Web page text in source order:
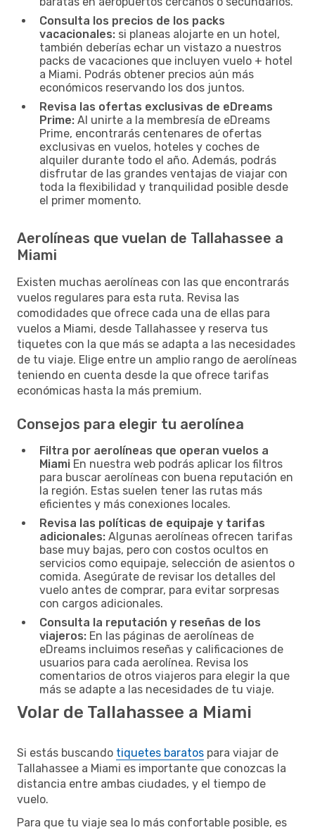
Consulta los precios de los packs
vacacionales: si planeas alojarte en un hotel,
también deberías echar un vistazo a nuestros
packs de vacaciones que incluyen vuelo + hotel
a Miami. Podrás obtener precios aún más
económicos reservando los dos juntos.
Revisa las ofertas exclusivas de eDreams
Prime: Al unirte a la membresía de eDreams
Prime, encontrarás centenares de ofertas
exclusivas en vuelos, hoteles y coches de
alquiler durante todo el año. Además, podrás
disfrutar de las grandes ventajas de viajar con
toda la flexibilidad y tranquilidad posible desde
el primer momento.
Aerolíneas que vuelan de Tallahassee a
Miami
Existen muchas aerolíneas con las que encontrarás
vuelos regulares para esta ruta. Revisa las
comodidades que ofrece cada una de ellas para
vuelos a Miami, desde Tallahassee y reserva tus
tiquetes con la que más se adapta a las necesidades
de tu viaje. Elige entre un amplio rango de aerolíneas
teniendo en cuenta desde la que ofrece tarifas
económicas hasta la más premium.
Consejos para elegir tu aerolínea
Filtra por aerolíneas que operan vuelos a
Miami En nuestra web podrás aplicar los filtros
para buscar aerolíneas con buena reputación en
la región. Estas suelen tener las rutas más
eficientes y más conexiones locales.
Revisa las políticas de equipaje y tarifas
adicionales: Algunas aerolíneas ofrecen tarifas
base muy bajas, pero con costos ocultos en
servicios como equipaje, selección de asientos o
comida. Asegúrate de revisar los detalles del
vuelo antes de comprar, para evitar sorpresas
con cargos adicionales.
Consulta la reputación y reseñas de los
viajeros: En las páginas de aerolíneas de
eDreams incluimos reseñas y calificaciones de
usuarios para cada aerolínea. Revisa los
comentarios de otros viajeros para elegir la que
más se adapte a las necesidades de tu viaje.
Volar de Tallahassee a Miami
Si estás buscando tiquetes baratos para viajar de
Tallahassee a Miami es importante que conozcas la
distancia entre ambas ciudades, y el tiempo de
vuelo.
Para que tu viaje sea lo más confortable posible, es